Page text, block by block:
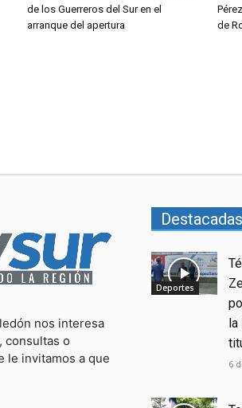
de los Guerreros del Sur en el
arranque del apertura
de
nos interesa
consultas o
le invitamos a que
Destacadas
Deportes
6